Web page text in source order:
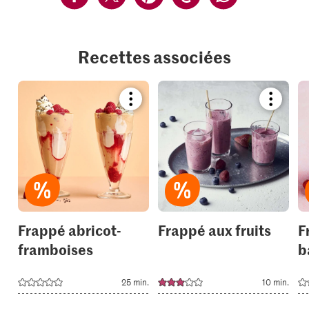
Recettes associées
Bookmark
recipe
add
it
collections.
Frappé abricot-
framboises
25 min.
recipe
or
add
it
to
your
Frappé aux fruits
10 min.